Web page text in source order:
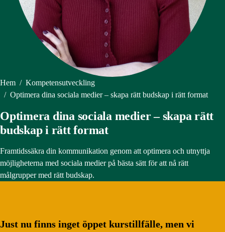
Hem / Kompetensutveckling
/ Optimera dina sociala medier – skapa rätt budskap i rätt format
Optimera dina sociala medier – skapa rätt
budskap i rätt format
Framtidssäkra din kommunikation genom att optimera och utnyttja
möjligheterna med sociala medier på bästa sätt för att nå rätt
målgrupper med rätt budskap.
Just nu finns inget öppet kurstillfälle, men vi